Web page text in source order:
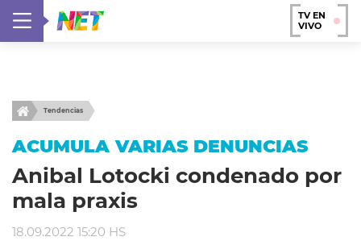
TV EN
VIVO
Tendencias
ACUMULA VARIAS DENUNCIAS
Anibal Lotocki condenado por
mala praxis
18.09.2022 15:20 HS